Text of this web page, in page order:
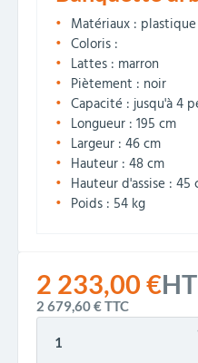
2 233,00 €HT
2 679,60 €TTC
Matériaux :
Coloris :
Lattes : marron
Piètement : noir
Capacité : jusqu'à 4
Longueur : 195 cm
Largeur : 46 cm
Hauteur : 48 cm
Hauteur d'assise : 45
Poids : 54 kg